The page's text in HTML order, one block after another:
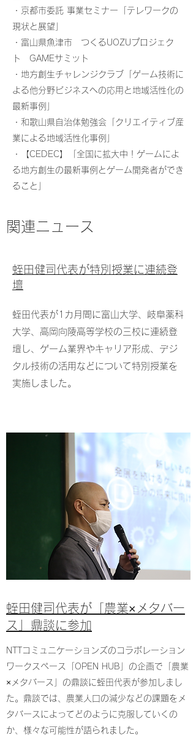
・京都市委託 事業セミナー「テレワークの
現状と展望」
・富山県魚津市 つくるUOZUプロジェク
ト GAMEサミット
・地方創生チャレンジクラブ「ゲーム技術に
よる他分野ビジネスへの応用と地域活性化の
最新事例」
・和歌山県自治体勉強会「クリエイティブ産
業による地域活性化事例」
・【CEDEC】「全国に拡大中！ゲームによ
る地方創生の最新事例とゲーム開発者ができ
ること」
関連ニュース
蛭田健司代表が特別授業に連続登
壇
蛭田代表が1カ月間に富山大学、岐阜薬科
大学、高岡向陵高等学校の三校に連続登
壇し、ゲーム業界やキャリア形成、デジ
タル技術の活用などについて特別授業を
実施しました。
​蛭田健司代表が「農業×メタバー
ス」鼎談に参加
NTTコミュニケーションズのコラボレーション
ワークスペース「OPEN HUB」の企画で「農業
×メタバース」の鼎談に蛭田代表が参加しまし
た。鼎談では、農業人口の減少などの課題をメ
タバースによってどのように克服していくの
か、様々な可能性が語られました。